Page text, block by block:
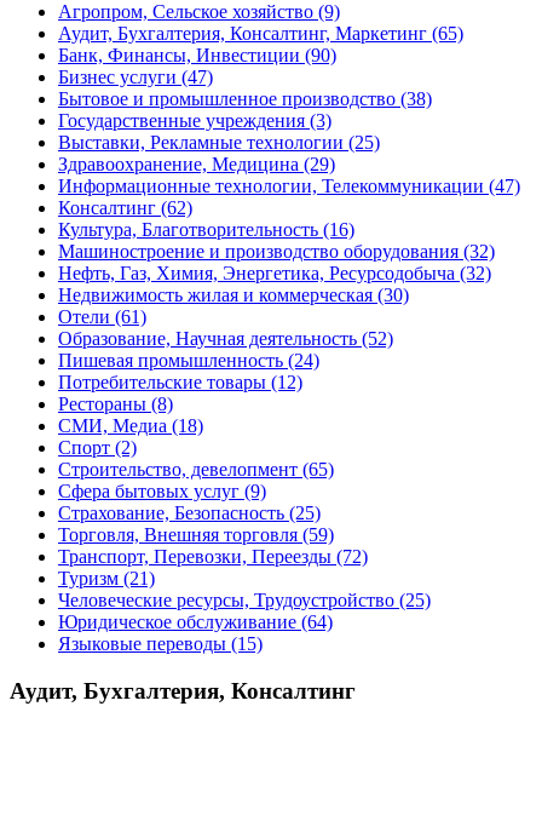
Агропром, Сельское хозяйство (9)
Аудит, Бухгалтерия, Консалтинг, Маркетинг (65)
Банк, Финансы, Инвестиции (90)
Бизнес услуги (47)
Бытовое и промышленное производство (38)
Государственные учреждения (3)
Выставки, Рекламные технологии (25)
Здравоохранение, Медицина (29)
Информационные технологии, Телекоммуникации (47)
Консалтинг (62)
Культура, Благотворительность (16)
Машиностроение и производство оборудования (32)
Нефть, Газ, Химия, Энергетика, Ресурсодобыча (32)
Недвижимость жилая и коммерческая (30)
Отели (61)
Образование, Научная деятельность (52)
Пишевая промышленность (24)
Потребительские товары (12)
Рестораны (8)
СМИ, Медиа (18)
Спорт (2)
Строительство, девелопмент (65)
Сфера бытовых услуг (9)
Страхование, Безопасность (25)
Торговля, Внешняя торговля (59)
Транспорт, Перевозки, Переезды (72)
Туризм (21)
Человеческие ресурсы, Трудоустройство (25)
Юридическое обслуживание (64)
Языковые переводы (15)
Аудит, Бухгалтерия, Консалтинг